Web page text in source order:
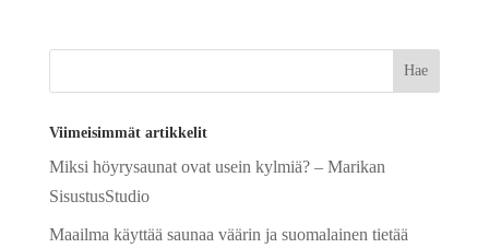
Viimeisimmät artikkelit
Miksi höyrysaunat ovat usein kylmiä? – Marikan
SisustusStudio
Maailma käyttää saunaa väärin ja suomalainen tietää